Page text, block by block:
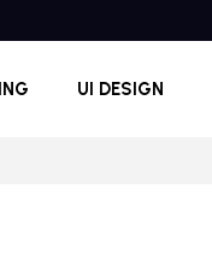
UI DESIGN